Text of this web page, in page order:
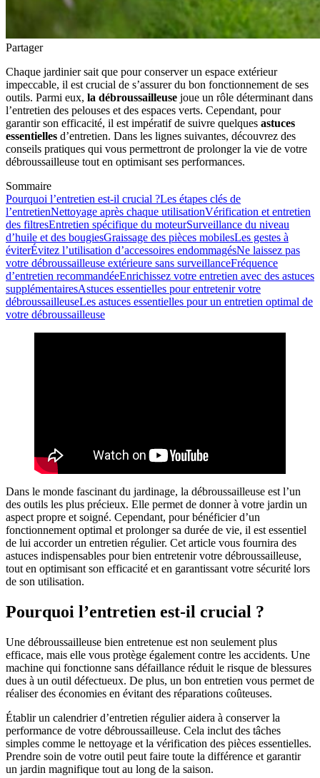
Partager
Chaque jardinier sait que pour conserver un espace extérieur
impeccable, il est crucial de s’assurer du bon fonctionnement de ses
outils. Parmi eux, la débroussailleuse joue un rôle déterminant dans
l’entretien des pelouses et des espaces verts. Cependant, pour
garantir son efficacité, il est impératif de suivre quelques astuces
essentielles d’entretien. Dans les lignes suivantes, découvrez des
conseils pratiques qui vous permettront de prolonger la vie de votre
débroussailleuse tout en optimisant ses performances.
Sommaire
Pourquoi l’entretien est-il crucial ?Les étapes clés de
l’entretienNettoyage après chaque utilisationVérification et entretien
des filtresEntretien spécifique du moteurSurveillance du niveau
d’huile et des bougiesGraissage des pièces mobilesLes gestes à
éviterÉvitez l’utilisation d’accessoires endommagésNe laissez pas
votre débroussailleuse extérieure sans surveillanceFréquence
d’entretien recommandéeEnrichissez votre entretien avec des astuces
supplémentairesAstuces essentielles pour entretenir votre
débroussailleuseLes astuces essentielles pour un entretien optimal de
votre débroussailleuse
Dans le monde fascinant du jardinage, la débroussailleuse est l’un
des outils les plus précieux. Elle permet de donner à votre jardin un
aspect propre et soigné. Cependant, pour bénéficier d’un
fonctionnement optimal et prolonger sa durée de vie, il est essentiel
de lui accorder un entretien régulier. Cet article vous fournira des
astuces indispensables pour bien entretenir votre débroussailleuse,
tout en optimisant son efficacité et en garantissant votre sécurité lors
de son utilisation.
Pourquoi l’entretien est-il crucial ?
Une débroussailleuse bien entretenue est non seulement plus
efficace, mais elle vous protège également contre les accidents. Une
machine qui fonctionne sans défaillance réduit le risque de blessures
dues à un outil défectueux. De plus, un bon entretien vous permet de
réaliser des économies en évitant des réparations coûteuses.
Établir un calendrier d’entretien régulier aidera à conserver la
performance de votre débroussailleuse. Cela inclut des tâches
simples comme le nettoyage et la vérification des pièces essentielles.
Prendre soin de votre outil peut faire toute la différence et garantir
un jardin magnifique tout au long de la saison.